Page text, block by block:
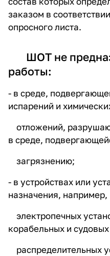
заказом в
опросного листа.
ШОТ не
работы:
- в среде,
испарений и
отложений,
в среде,
загрязнению;
- в устройствах или
назначения, например,
электропечных
корабельных и судовых
распределительных